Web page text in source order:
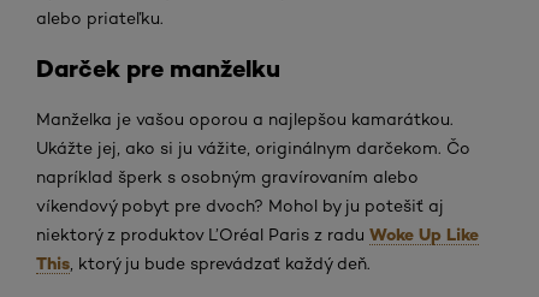
alebo priateľku.
Darček pre manželku
Manželka je vašou oporou a najlepšou kamarátkou.
Ukážte jej, ako si ju vážite, originálnym darčekom. Čo
napríklad šperk s osobným gravírovaním alebo
víkendový pobyt pre dvoch? Mohol by ju potešiť aj
niektorý z produktov L’Oréal Paris z radu Woke Up Like
This , ktorý ju bude sprevádzať každý deň.